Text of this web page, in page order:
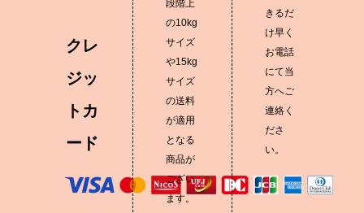
クレ
ジッ
トカ
ード
段階上
の10kg
サイズ
や15kg
サイズ
の送料
が適用
となる
商品が
ござい
ます。
きるだ
け早く
お電話
にて当
方へご
連絡く
ださ
い。